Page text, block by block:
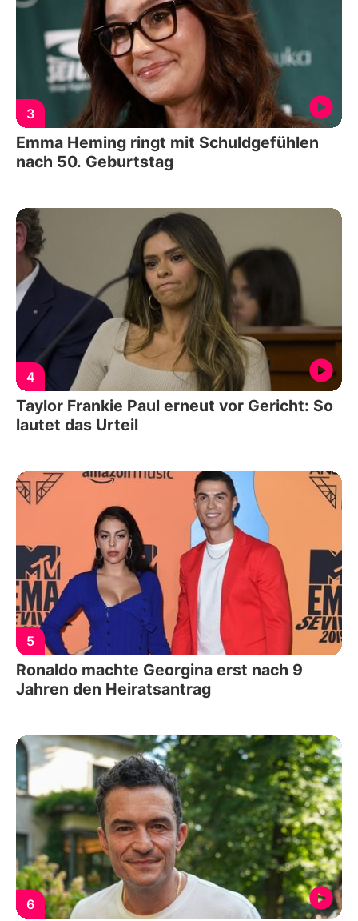
3
Emma Heming ringt mit Schuldgefühlen
nach 50. Geburtstag
4
Taylor Frankie Paul erneut vor Gericht: So
lautet das Urteil
5
Ronaldo machte Georgina erst nach 9
Jahren den Heiratsantrag
6